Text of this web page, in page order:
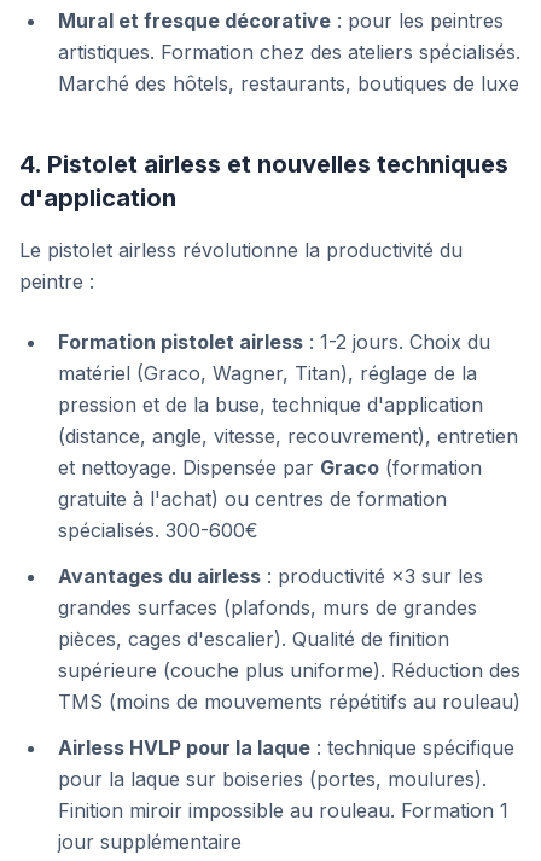
Mural et fresque décorative : pour les peintres
artistiques. Formation chez des ateliers spécialisés.
Marché des hôtels, restaurants, boutiques de luxe
4. Pistolet airless et nouvelles techniques
d'application
Le pistolet airless révolutionne la productivité du
peintre :
Formation pistolet airless : 1-2 jours. Choix du
matériel (Graco, Wagner, Titan), réglage de la
pression et de la buse, technique d'application
(distance, angle, vitesse, recouvrement), entretien
et nettoyage. Dispensée par Graco (formation
gratuite à l'achat) ou centres de formation
spécialisés. 300-600€
Avantages du airless : productivité ×3 sur les
grandes surfaces (plafonds, murs de grandes
pièces, cages d'escalier). Qualité de finition
supérieure (couche plus uniforme). Réduction des
TMS (moins de mouvements répétitifs au rouleau)
Airless HVLP pour la laque : technique spécifique
pour la laque sur boiseries (portes, moulures).
Finition miroir impossible au rouleau. Formation 1
jour supplémentaire